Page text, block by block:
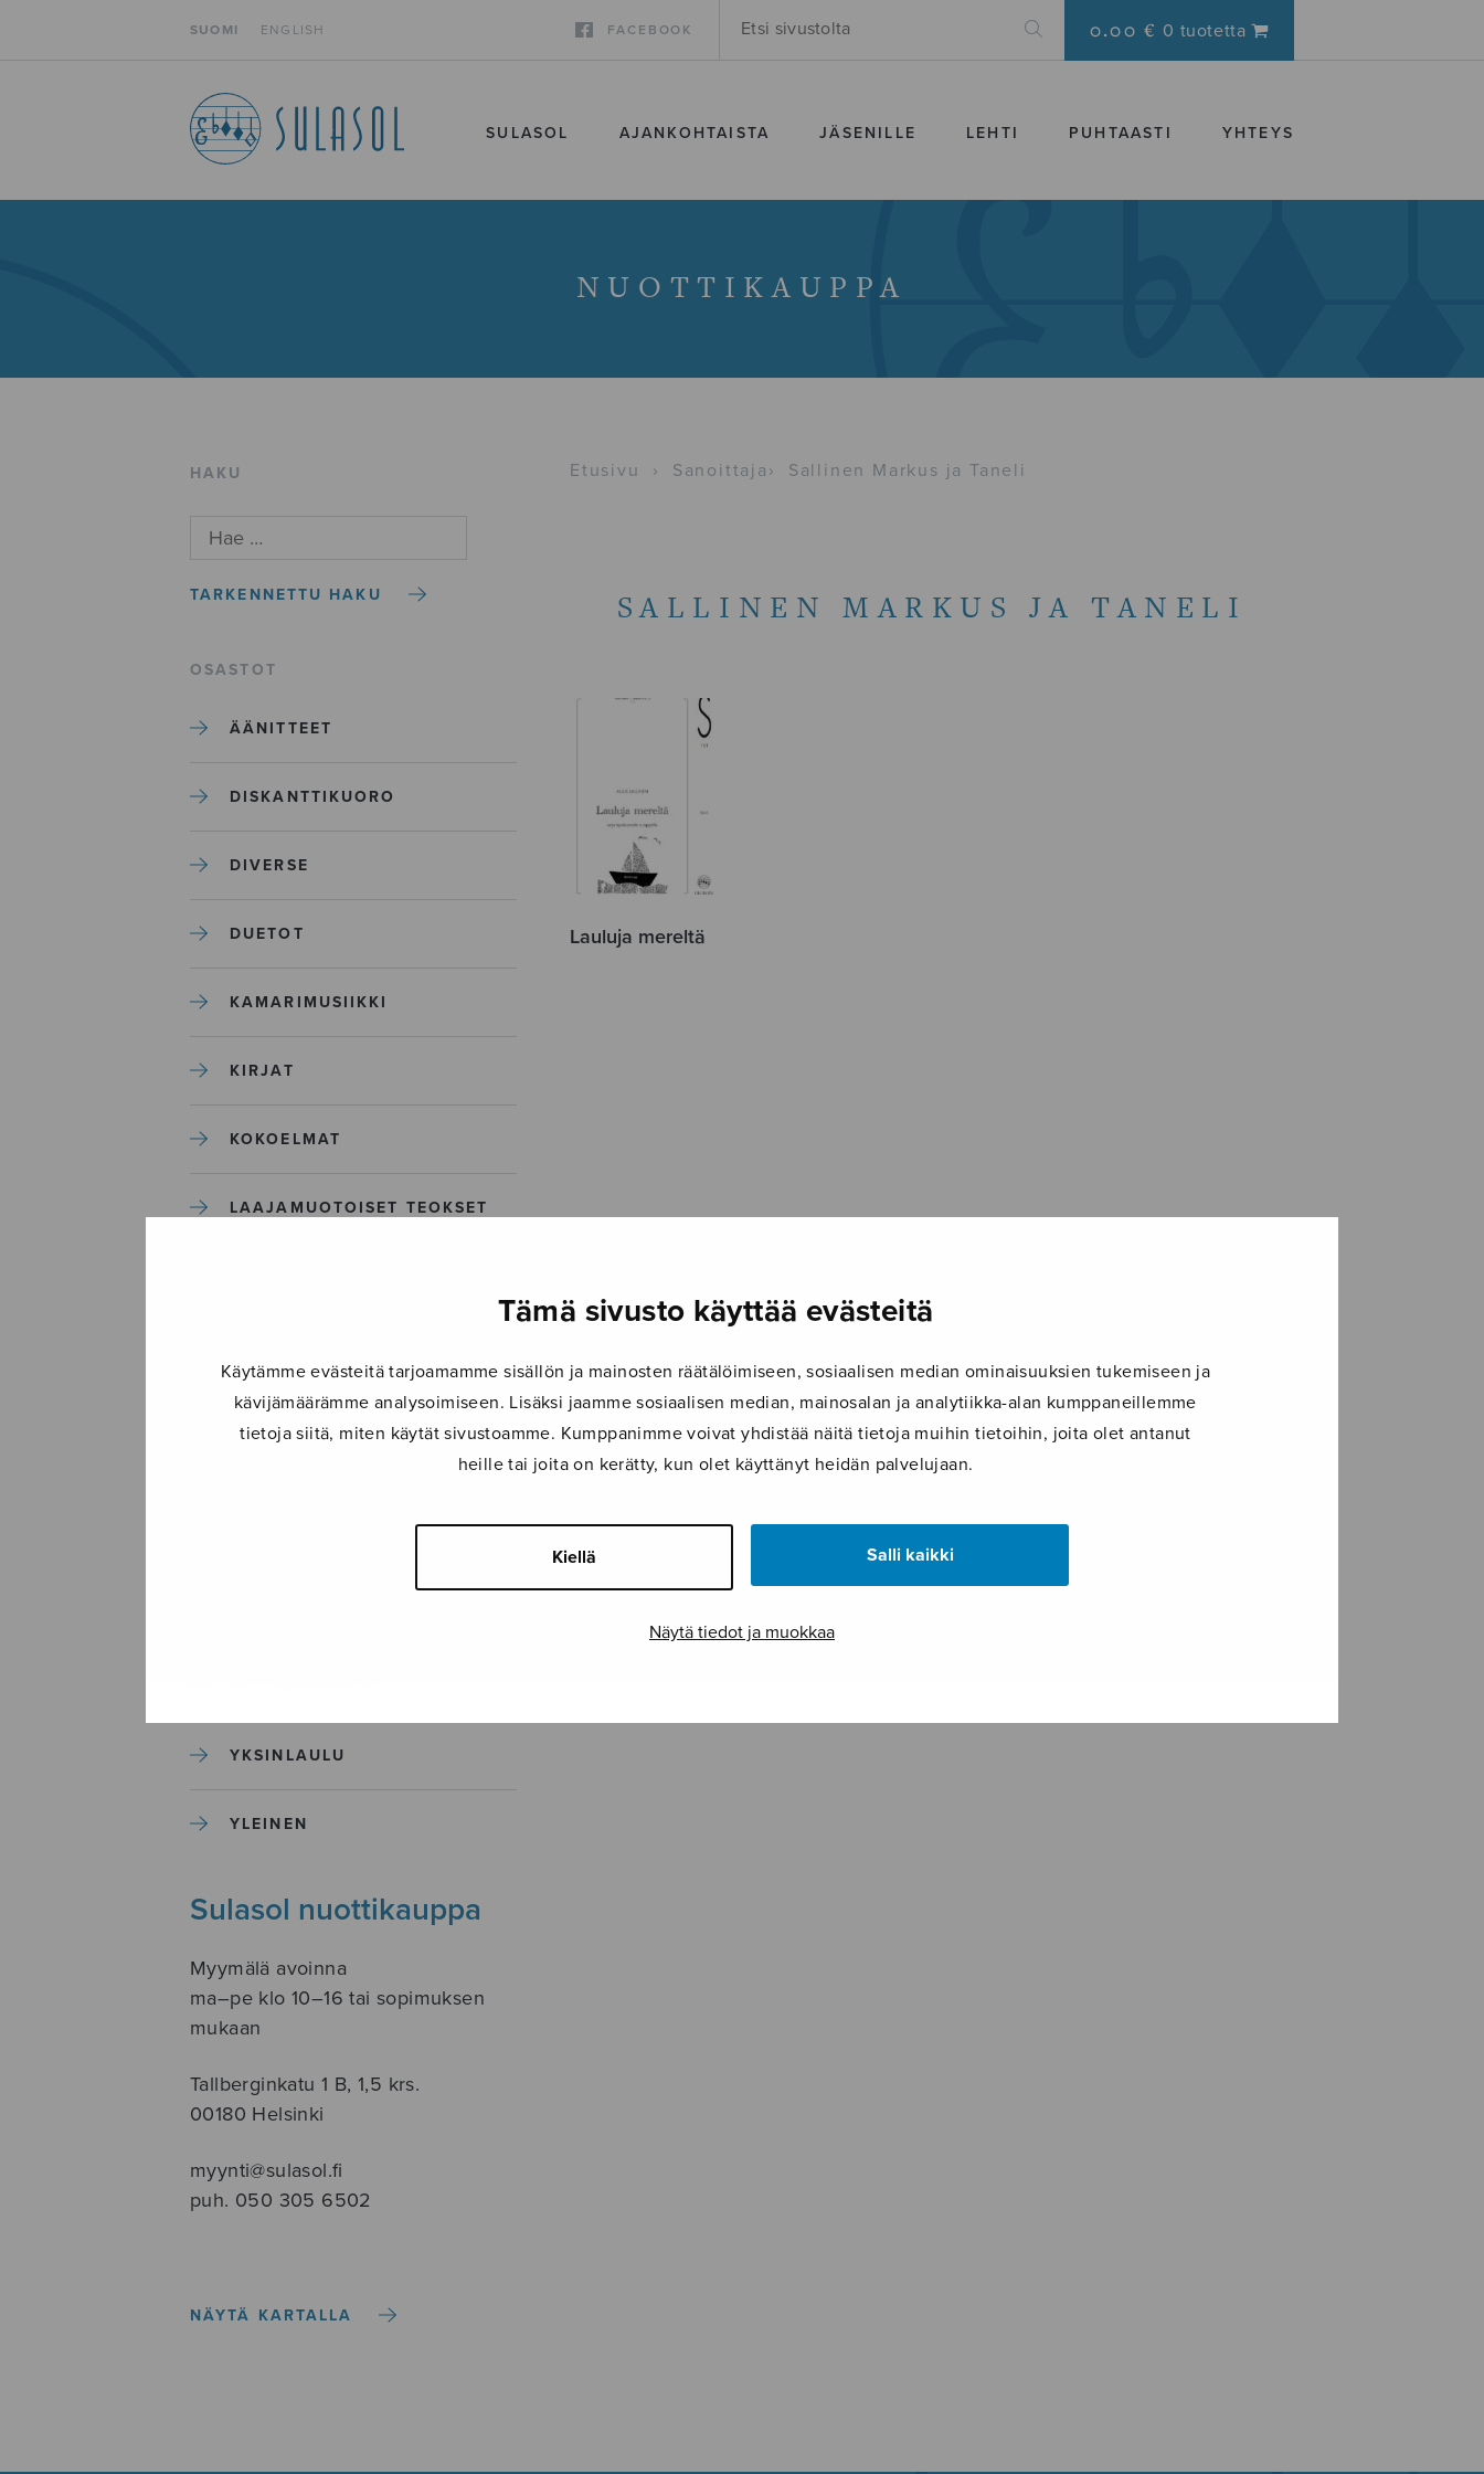
Tämä sivusto käyttää evästeitä
Käytämme evästeitä tarjoamamme sisällön ja mainosten räätälöimiseen, sosiaalisen median ominaisuuksien tukemiseen ja
kävijämäärämme analysoimiseen. Lisäksi jaamme sosiaalisen median, mainosalan ja analytiikka-alan kumppaneillemme
tietoja siitä, miten käytät sivustoamme. Kumppanimme voivat yhdistää näitä tietoja muihin tietoihin, joita olet antanut
heille tai joita on kerätty, kun olet käyttänyt heidän palvelujaan.
Kiellä Salli kaikki
Näytä tiedot ja muokkaa
SUOMI ENGLISH FACEBOOK 0.00 € 0 tuotetta
SULASOL AJANKOHTAISTA JÄSENILLE LEHTI PUHTAASTI YHTEYS
NUOTTIKAUPPA
HAKU
TARKENNETTU HAKU
OSASTOT
ÄÄNITTEET
DISKANTTIKUORO
DIVERSE
DUETOT
KAMARIMUSIIKKI
KIRJAT
KOKOELMAT
LAAJAMUOTOISET TEOKSET
MUUT
YKSINLAULU
YLEINEN
Sulasol nuottikauppa
Myymälä avoinna
ma–pe klo 10–16 tai sopimuksen
mukaan
Tallberginkatu 1 B, 1,5 krs.
00180 Helsinki
myynti@sulasol.fi
puh. 050 305 6502
NÄYTÄ KARTALLA
Etusivu › Sanoittaja › Sallinen Markus ja Taneli
SALLINEN MARKUS JA TANELI
Lauluja mereltä